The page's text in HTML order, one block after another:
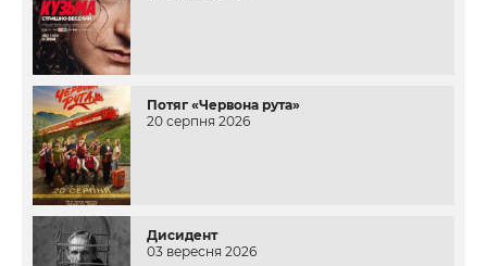
Потяг «Червона рута»
20 серпня 2026
Дисидент
03 вересня 2026